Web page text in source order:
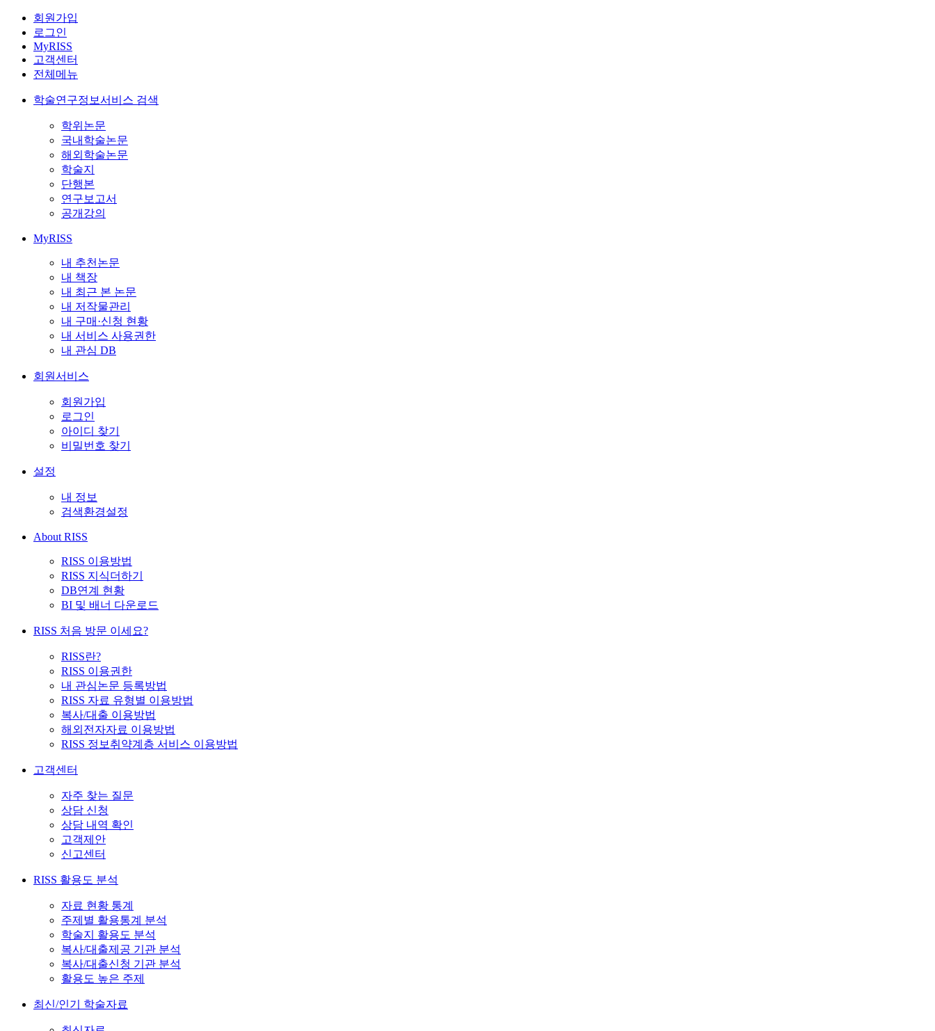
회원가입
로그인
MyRISS
고객센터
전체메뉴
학술연구정보서비스 검색
학위논문
국내학술논문
해외학술논문
학술지
단행본
연구보고서
공개강의
MyRISS
내 추천논문
내 책장
내 최근 본 논문
내 저작물관리
내 구매·신청 현황
내 서비스 사용권한
내 관심 DB
회원서비스
회원가입
로그인
아이디 찾기
비밀번호 찾기
설정
내 정보
검색환경설정
About RISS
RISS 이용방법
RISS 지식더하기
DB연계 현황
BI 및 배너 다운로드
RISS 처음 방문 이세요?
RISS란?
RISS 이용권한
내 관심논문 등록방법
RISS 자료 유형별 이용방법
복사/대출 이용방법
해외전자자료 이용방법
RISS 정보취약계층 서비스 이용방법
고객센터
자주 찾는 질문
상담 신청
상담 내역 확인
고객제안
신고센터
RISS 활용도 분석
자료 현황 통계
주제별 활용통계 분석
학술지 활용도 분석
복사/대출제공 기관 분석
복사/대출신청 기관 분석
활용도 높은 주제
최신/인기 학술자료